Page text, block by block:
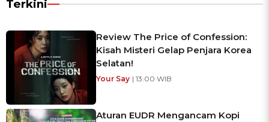
Terkini
Review The Price of Confession:
Kisah Misteri Gelap Penjara Korea
Selatan!
Your Say | 13:00 WIB
Aturan EUDR Mengancam Kopi